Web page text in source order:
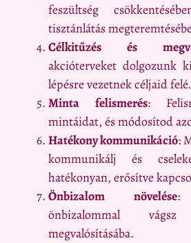
feszültség
tisztánlátás
Célkitűzés és
akcióterveket dolgozunk
lépésre vezetnek céljaid felé.
Minta felismerés:
mintáidat, és módosítod
Hatékony kommunikáció:
kommunikálj és
hatékonyan, erősítve
Önbizalom növelése:
önbizalommal
megvalósításába.